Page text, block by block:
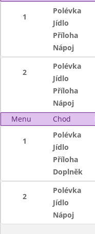
1
Polévka
Jídlo
Příloha
Nápoj
2
Polévka
Jídlo
Příloha
Nápoj
Menu
Chod
1
Polévka
Jídlo
Příloha
Doplněk
2
Polévka
Jídlo
Nápoj